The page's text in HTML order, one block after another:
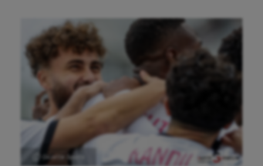
Ⓒ Gazette Sports